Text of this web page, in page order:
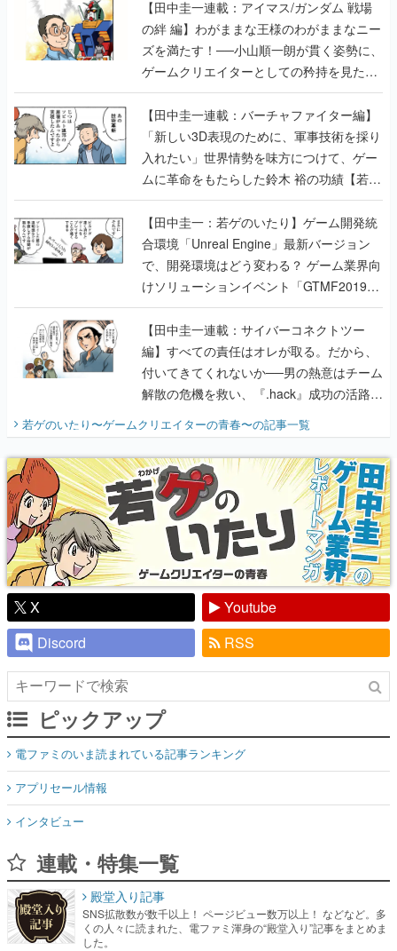
【田中圭一連載：アイマス/ガンダム 戦場
の絆 編】わがままな王様のわがままなニー
ズを満たす！──小山順一朗が貫く姿勢に、
ゲームクリエイターとしての矜持を見た
【若ゲのいたり最終回】
【田中圭一連載：バーチャファイター編】
「新しい3D表現のために、軍事技術を採り
入れたい」世界情勢を味方につけて、ゲー
ムに革命をもたらした鈴木 裕の功績【若ゲ
のいたり】
【田中圭一：若ゲのいたり】ゲーム開発統
合環境「Unreal Engine」最新バージョン
で、開発環境はどう変わる？ ゲーム業界向
けソリューションイベント「GTMF2019」
に行って、より理解を深めよう【PR】
【田中圭一連載：サイバーコネクトツー
編】すべての責任はオレが取る。だから、
付いてきてくれないか──男の熱意はチーム
解散の危機を救い、『.hack』成功の活路を
『少年ジャンプ』色だった【若ゲのいた
り】
若ゲのいたり〜ゲームクリエイターの青春〜の記事一覧
X
Youtube
Discord
RSS
ピックアップ
電ファミのいま読まれている記事ランキング
アプリセール情報
インタビュー
連載・特集一覧
殿堂入り記事
SNS拡散数が数千以上！ ページビュー数万以上！ などなど。多
くの人々に読まれた、電ファミ渾身の“殿堂入り”記事をまとめま
した。